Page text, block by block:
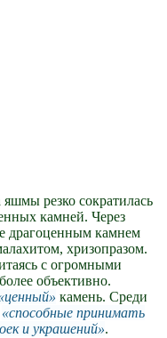
резко сократилась
камней. Через
драгоценным камнем
хризопразом.
с огромными
объективно.
ценный
камень. Среди
способные принимать
и украшений .